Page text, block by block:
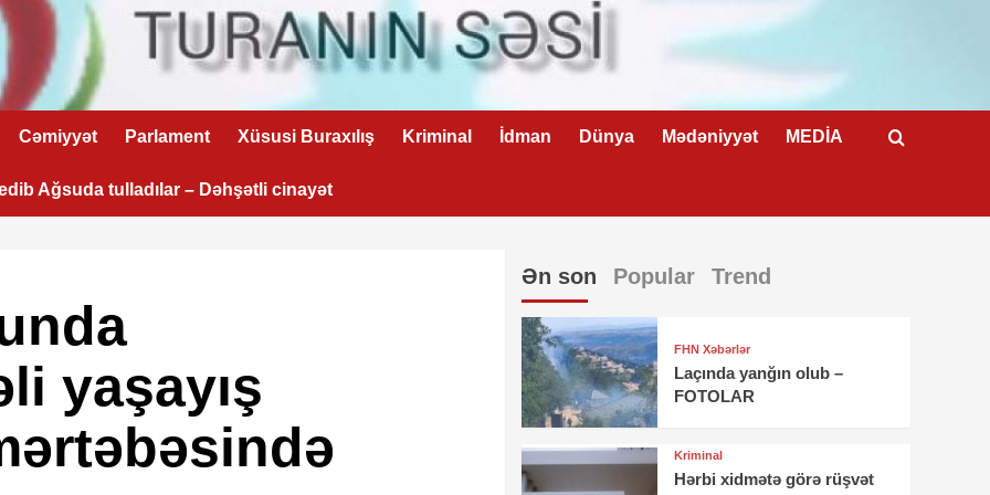
Cəmiyyət Parlament Xüsusi Buraxılış Kriminal İdman Dünya Mədəniyyət MEDİA
Ağsuda tulladılar – Dəhşətli cinayət
yaşayış
Ən son Popular Trend
FHN Xəbərlər
Laçında yanğın olub –
FOTOLAR
Kriminal
Hərbi xidmətə görə rüşvət